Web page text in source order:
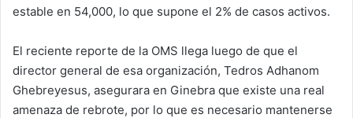
estable en 54,000, lo que supone el 2% de casos activos.
El reciente reporte de la OMS llega luego de que el
director general de esa organización, Tedros Adhanom
Ghebreyesus, asegurara en Ginebra que existe una real
amenaza de rebrote, por lo que es necesario mantenerse